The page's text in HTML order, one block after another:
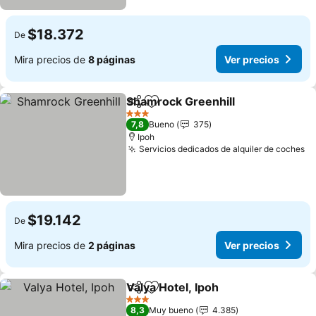
De $18.372
Mira precios de 8 páginas Ver precios
CompartirAgregar a favoritos
Shamrock Greenhill
3 Estrellas
7,8 Bueno
375
Ipoh
Servicios dedicados de alquiler de coches
De $19.142
Mira precios de 2 páginas Ver precios
CompartirAgregar a favoritos
Valya Hotel, Ipoh
3 Estrellas
8,3 Muy bueno
4.385